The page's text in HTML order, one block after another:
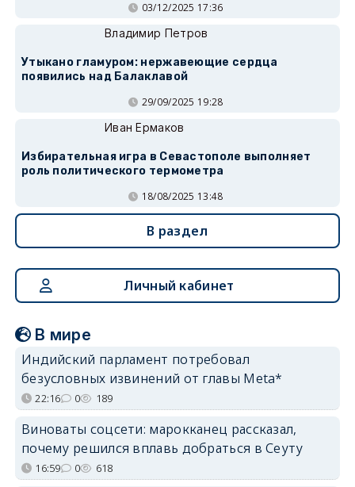
03/12/2025 17:36
Владимир Петров
Утыкано гламуром: нержавеющие сердца
появились над Балаклавой
29/09/2025 19:28
Иван Ермаков
Избирательная игра в Севастополе выполняет
роль политического термометра
18/08/2025 13:48
В раздел
Личный кабинет
В мире
Индийский парламент потребовал
безусловных извинений от главы Meta*
22:16 0 189
Виноваты соцсети: марокканец рассказал,
почему решился вплавь добраться в Сеуту
16:59 0 618